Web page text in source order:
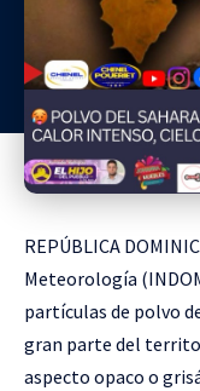
REPÚBLICA
Meteorología
partículas de polvo
gran parte del
aspecto opaco o